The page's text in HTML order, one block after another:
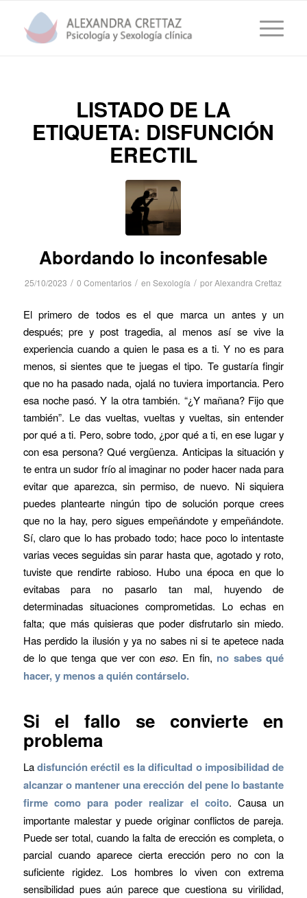
LISTADO DE LA
ETIQUETA: DISFUNCIÓN
ERECTIL
Abordando lo inconfesable
25/10/2023 / 0 Comentarios / enSexología / porAlexandra Crettaz
El primero de todos es el que marca un antes y un
después; pre y post tragedia, al menos así se vive la
experiencia cuando a quien le pasa es a ti. Y no es para
menos, si sientes que te juegas el tipo. Te gustaría fingir
que no ha pasado nada, ojalá no tuviera importancia. Pero
esa noche pasó. Y la otra también. “¿Y mañana? Fijo que
también”. Le das vueltas, vueltas y vueltas, sin entender
por qué a ti. Pero, sobre todo, ¿por qué a ti, en ese lugar y
con esa persona? Qué vergüenza. Anticipas la situación y
te entra un sudor frío al imaginar no poder hacer nada para
evitar que aparezca, sin permiso, de nuevo. Ni siquiera
puedes plantearte ningún tipo de solución porque crees
que no la hay, pero sigues empeñándote y empeñándote.
Sí, claro que lo has probado todo; hace poco lo intentaste
varias veces seguidas sin parar hasta que, agotado y roto,
tuviste que rendirte rabioso. Hubo una época en que lo
evitabas para no pasarlo tan mal, huyendo de
determinadas situaciones comprometidas. Lo echas en
falta; que más quisieras que poder disfrutarlo sin miedo.
Has perdido la ilusión y ya no sabes ni si te apetece nada
de lo que tenga que ver con eso. En fin, no sabes qué
hacer, y menos a quién contárselo.
Si el fallo se convierte en
problema
Ladisfunción eréctil es la dificultad o imposibilidad de
alcanzar o mantener una erección del pene lo bastante
firme como para poder realizar el coito. Causa un
importante malestar y puede originar conflictos de pareja.
Puede ser total, cuando la falta de erección es completa, o
parcial cuando aparece cierta erección pero no con la
suficiente rigidez. Los hombres lo viven con extrema
sensibilidad pues aún parece que cuestiona su virilidad,